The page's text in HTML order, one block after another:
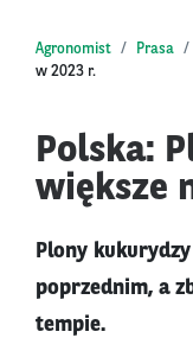
Agronomist Prasa
w 2023 r.
Polska:
większe
Plony
poprzednim, a
tempie.